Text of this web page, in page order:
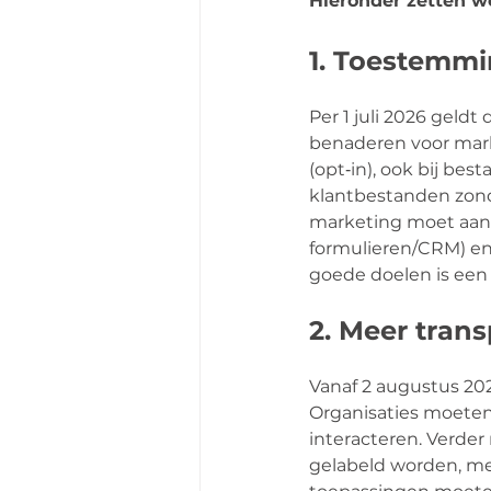
1.
Per 1 juli 2026
benaderen voor
(opt‑in), ook bij
klantbestanden
marketing moet
formulieren/CRM)
goede doelen is
2. Meer
Vanaf 2 augustus
Organisaties
interacteren.
gelabeld worden,